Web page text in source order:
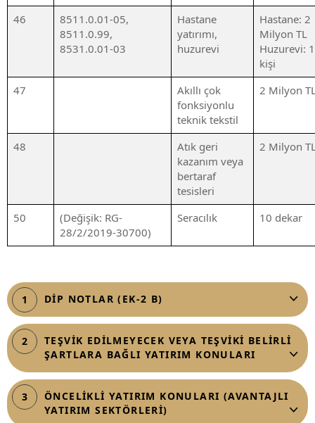
46
8511.0.01-05,
8511.0.99,
8531.0.01-03
Hastane
yatırımı,
huzurevi
Hastane: 2
Milyon TL
Huzurevi:
kişi
47
Akıllı çok
fonksiyonlu
teknik tekstil
2 Milyon
48
Atık geri
kazanım veya
bertaraf
tesisleri
2 Milyon
50
(Değişik: RG-
28/2/2019-30700)
Seracılık 10 dekar
1 DİP NOTLAR (EK-2 B)
2
TEŞVİK EDİLMEYECEK VEYA TEŞVİKİ BELİRLİ
ŞARTLARA BAĞLI YATIRIM KONULARI
3
ÖNCELİKLİ YATIRIM KONULARI (AVANTAJLI
YATIRIM SEKTÖRLERİ)